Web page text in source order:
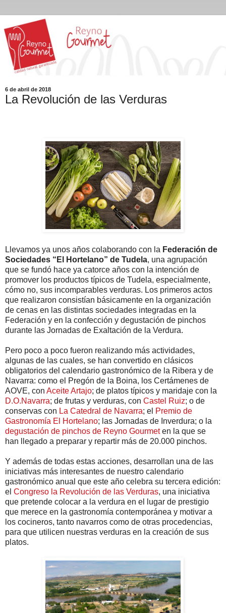
6 de abril de 2018
La Revolución de las Verduras
Llevamos ya unos años colaborando con la Federación de
Sociedades “El Hortelano” de Tudela, una agrupación
que se fundó hace ya catorce años con la intención de
promover los productos típicos de Tudela, especialmente,
cómo no, sus incomparables verduras. Los primeros actos
que realizaron consistían básicamente en la organización
de cenas en las distintas sociedades integradas en la
Federación y en la confección y degustación de pinchos
durante las Jornadas de Exaltación de la Verdura.
Pero poco a poco fueron realizando más actividades,
algunas de las cuales, se han convertido en clásicos
obligatorios del calendario gastronómico de la Ribera y de
Navarra: como el Pregón de la Boina, los Certámenes de
AOVE, con Aceite Artajo; de platos típicos y maridaje con la
D.O.Navarra; de frutas y verduras, con Castel Ruiz; o de
conservas con La Catedral de Navarra; el Premio de
Gastronomía El Hortelano; las Jornadas de Inverdura; o la
degustación de pinchos de Reyno Gourmeten la que se
han llegado a preparar y repartir más de 20.000 pinchos.
Y además de todas estas acciones, desarrollan una de las
iniciativas más interesantes de nuestro calendario
gastronómico anual que este año celebra su tercera edición:
el Congreso la Revolución de las Verduras, una iniciativa
que pretende colocar a la verdura en el lugar de prestigio
que merece en la gastronomía contemporánea y motivar a
los cocineros, tanto navarros como de otras procedencias,
para que utilicen nuestras verduras en la creación de sus
platos.